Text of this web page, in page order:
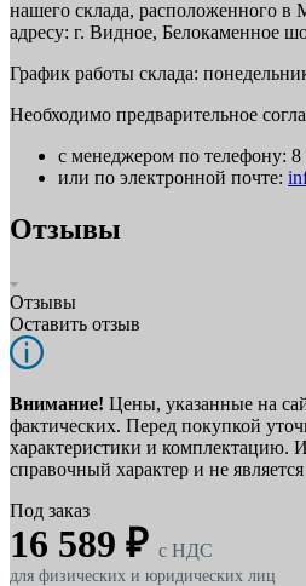
нашего склада, расположенного в
адресу: г. Видное, Белокаменное
График работы склада:
Необходимо предварительное
с менеджером по телефону: 8
или по электронной почте:
Отзывы
Отзывы
Оставить отзыв
Внимание! Цены, указанные на
фактических. Перед покупкой
характеристики и комплектацию.
справочный характер и не
Под заказ
16 589 ₽ c НДС
для физических и юридических лиц